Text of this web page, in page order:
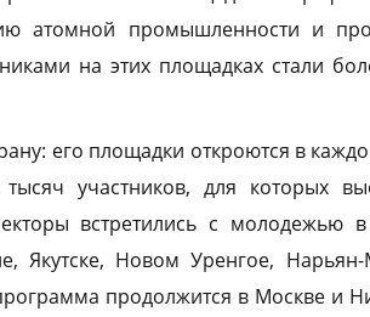
атомной промышленности и
на этих площадках стали
его площадки откроются в
участников, для которых
встретились с молодежью
Якутске, Новом Уренгое,
продолжится в Москве и